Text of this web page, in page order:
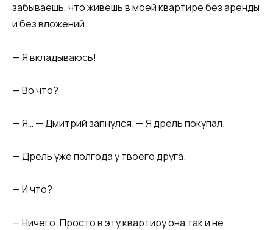
забываешь, что живёшь в моей квартире без аренды
и без вложений.
— Я вкладываюсь!
— Во что?
— Я… — Дмитрий запнулся. — Я дрель покупал.
— Дрель уже полгода у твоего друга.
— И что?
— Ничего. Просто в эту квартиру она так и не